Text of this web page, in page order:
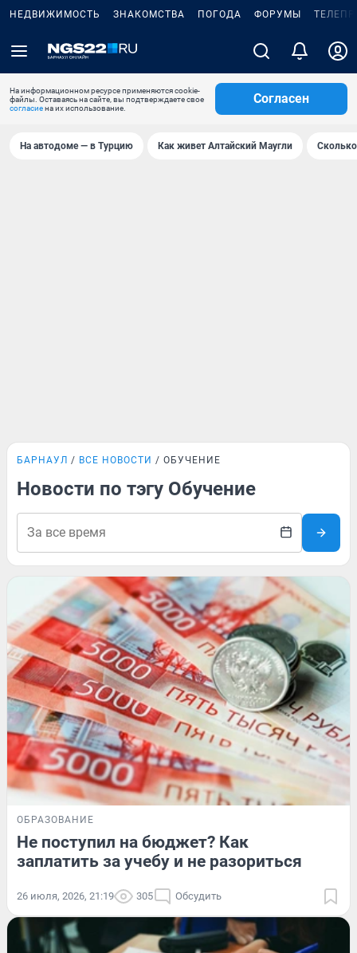
НЕДВИЖИМОСТЬ ЗНАКОМСТВА ПОГОДА ФОРУМЫ
На информационном ресурсе применяются cookie-
файлы. Оставаясь на сайте, вы подтверждаете свое
согласиена их использование.
Согласен
На автодоме — в Турцию Как живет Алтайский Маугли
БАРНАУЛ ВСЕ НОВОСТИ ОБУЧЕНИЕ
Новости по тэгу Обучение
ОБРАЗОВАНИЕ
Не поступил на бюджет? Как
заплатить за учебу и не разориться
26 июля, 2026, 21:19 305 Обсудить